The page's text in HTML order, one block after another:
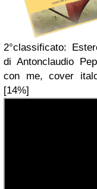
2°classificato:
di Antonclaudio
con me, cover
[14%]